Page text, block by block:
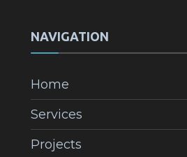
NAVIGATION
Home
Services
Projects